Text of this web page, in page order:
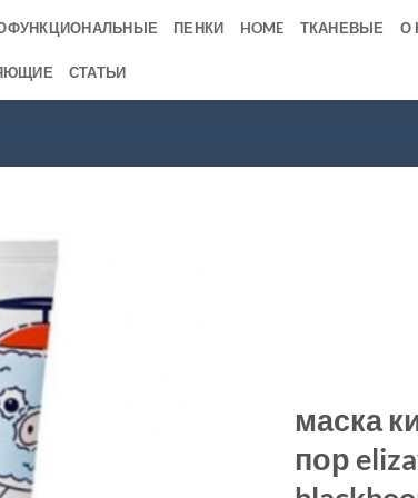
ПЕНКИ HOME ТКАНЕВЫЕ О
СТАТЬИ
маска
пор